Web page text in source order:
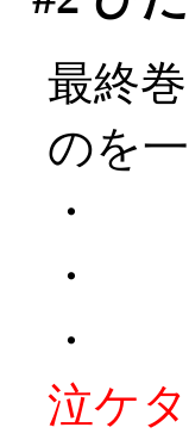
最終
のを
・
・
・
泣ケ